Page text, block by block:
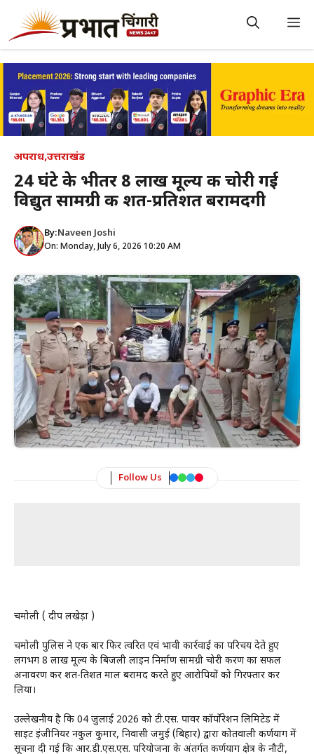
content
अपराध,उत्तराखंड
24 घंटे के भीतर ₹8 लाख मूल्य की चोरी गई
विद्युत सामग्री की शत-प्रतिशत बरामदगी
By:Naveen Joshi
On: Monday, July 6, 2026 10:20 AM
Follow Us
चमोली ( प्रदीप लखेड़ा )
चमोली पुलिस ने एक बार फिर त्वरित एवं प्रभावी कार्रवाई का परिचय देते हुए
लगभग ₹8 लाख मूल्य के बिजली लाइन निर्माण सामग्री चोरी प्रकरण का सफल
अनावरण कर शत-प्रतिशत माल बरामद करते हुए आरोपियों को गिरफ्तार कर
लिया।
उल्लेखनीय है कि 04 जुलाई 2026 को टी.एस. पावर कॉर्पोरेशन लिमिटेड में
साइट इंजीनियर नकुल कुमार, निवासी जमुई (बिहार) द्वारा कोतवाली कर्णप्रयाग में
सूचना दी गई कि आर.डी.एस.एस. परियोजना के अंतर्गत कर्णप्रयाग क्षेत्र के नौटी,